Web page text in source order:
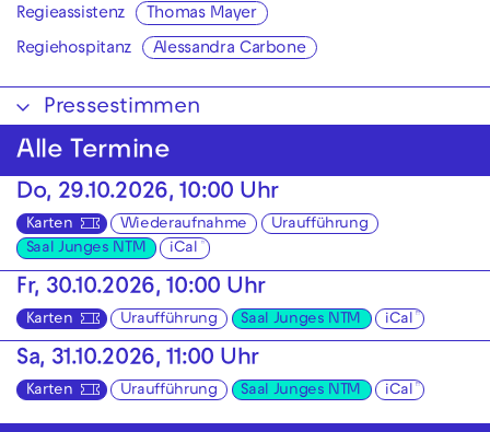
Regieassistenz Thomas Mayer
Regiehospitanz Alessandra Carbone
Pressestimmen
Alle Termine
Do, 29.10.2026, 10:00 Uhr
Karten Wiederaufnahme
Uraufführung
Saal Junges NTM
iCal
Fr, 30.10.2026, 10:00 Uhr
Karten Uraufführung Saal Junges NTM iCal
Sa, 31.10.2026, 11:00 Uhr
Karten Uraufführung Saal Junges NTM iCal